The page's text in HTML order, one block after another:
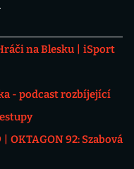
na Blesku
iSport
- podcast rozbíjející
OKTAGON 92: Szabová